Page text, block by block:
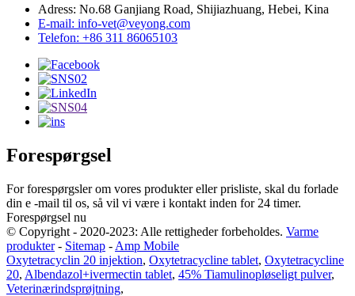
Adress: No.68 Ganjiang Road, Shijiazhuang, Hebei, Kina
E-mail: info-vet@veyong.com
Telefon: +86 311 86065103
Forespørgsel
For forespørgsler om vores produkter eller prisliste, skal du forlade
din e -mail til os, så vil vi være i kontakt inden for 24 timer.
Forespørgsel nu
© Copyright - 2020-2023: Alle rettigheder forbeholdes. Varme
produkter- Sitemap - Amp Mobile
Oxytetracyclin 20 injektion, Oxytetracycline tablet, Oxytetracycline
20, Albendazol+ivermectin tablet, 45% Tiamulinopløseligt pulver,
Veterinærindsprøjtning,